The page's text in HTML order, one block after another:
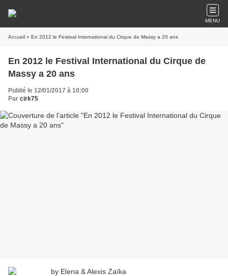
MENU
Accueil » En 2012 le Festival International du Cirque de Massy a 20 ans
En 2012 le Festival International du Cirque de
Massy a 20 ans
Publié le 12/01/2017 à 10:00
Par cirk75